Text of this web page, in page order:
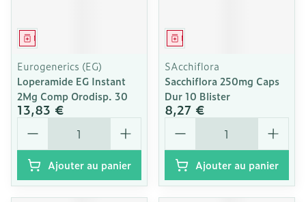
Médicament
Eurogenerics (EG)
Loperamide EG Instant
2Mg Comp Orodisp. 30
13,83 €
Quantité
Ajouter au panier
Médicament
SAcchiflora
Sacchiflora 250mg Caps
Dur 10 Blister
8,27 €
Quantité
Ajouter au panier